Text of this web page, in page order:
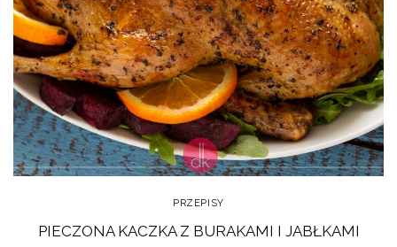
PRZEPISY
PIECZONA KACZKA Z BURAKAMI I JABŁKAMI